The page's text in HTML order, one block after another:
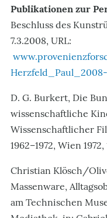
Publikationen zur
Beschluss des
7.3.2008, URL:
D. G. Burkert, Die
wissenschaftliche
Wissenschaftlicher
1962–1972, Wien 1972,
Christian Klösch/
Massenware,
am Technischen